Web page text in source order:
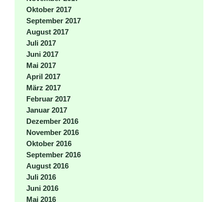
Oktober 2017
September 2017
August 2017
Juli 2017
Juni 2017
Mai 2017
April 2017
März 2017
Februar 2017
Januar 2017
Dezember 2016
November 2016
Oktober 2016
September 2016
August 2016
Juli 2016
Juni 2016
Mai 2016